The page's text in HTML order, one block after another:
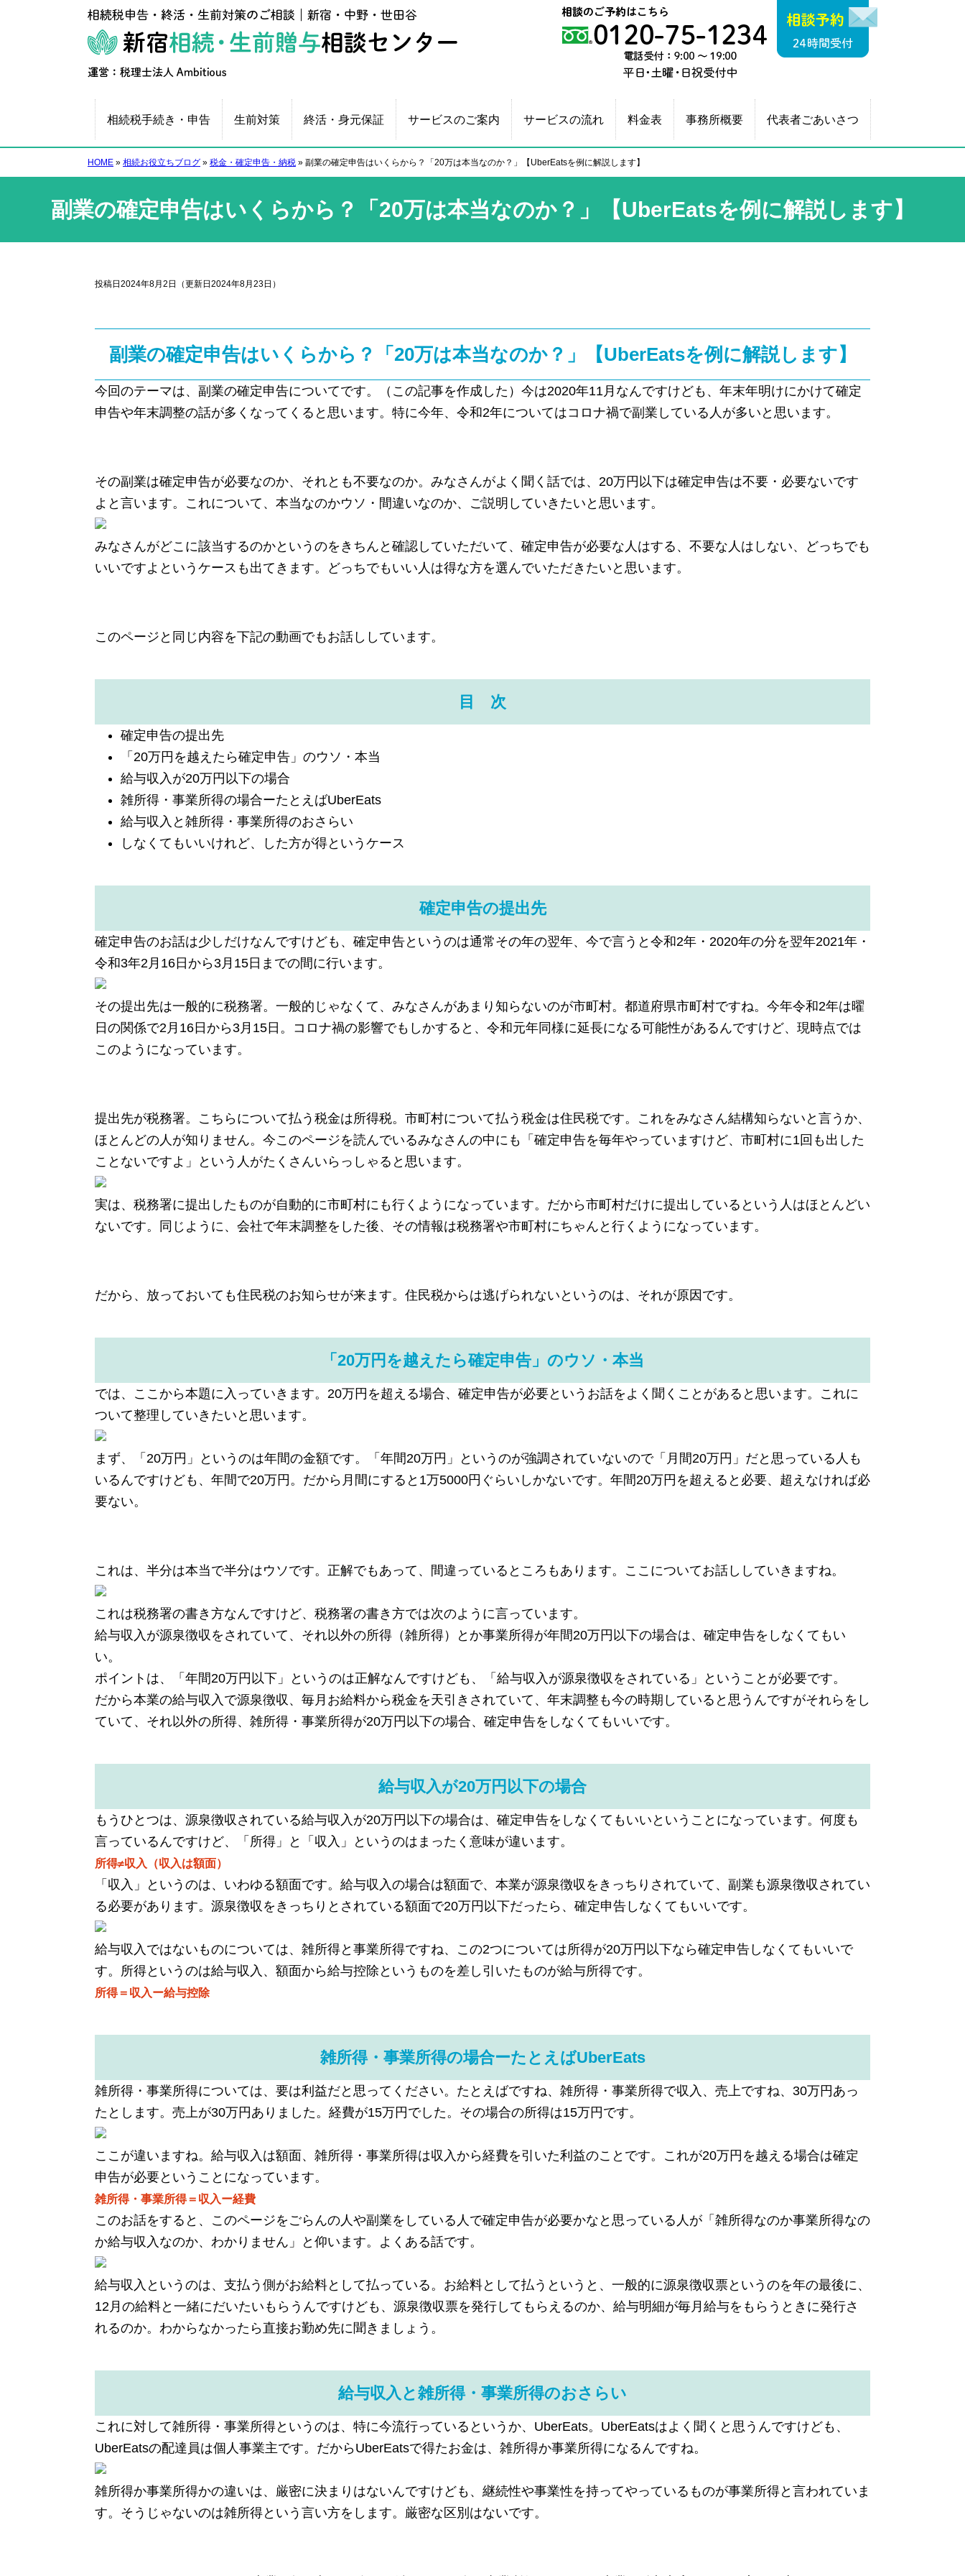
新宿相続・生前贈与相談センター 相談予約（24時間
相続税手続き・申告 生前対策 終活・身元保証 サービスのご案内 サービスの流れ 料金表 事務所概要 代表者ごあいさつ
HOME » 相続お役立ちブログ » 税金・確定申告・納税 » 副業の確定申告はいくらから？「20万は本当なのか？」【UberEatsを例に解説します】
副業の確定申告はいくらから？「20万は本当なのか？」【UberEatsを例に解説します】
投稿日2024年8月2日 （更新日2024年8月23日）
副業の確定申告はいくらから？「20万は本当なのか？」【UberEatsを例に解説します】
今回のテーマは、副業の確定申告についてです。（この記事を作成した）今は2020年11月なんですけども、年末年明けにかけて確定
申告や年末調整の話が多くなってくると思います。特に今年、令和2年についてはコロナ禍で副業している人が多いと思います。
その副業は確定申告が必要なのか、それとも不要なのか。みなさんがよく聞く話では、20万円以下は確定申告は不要・必要ないです
よと言います。これについて、本当なのかウソ・間違いなのか、ご説明していきたいと思います。
みなさんがどこに該当するのかというのをきちんと確認していただいて、確定申告が必要な人はする、不要な人はしない、どっちでも
いいですよというケースも出てきます。どっちでもいい人は得な方を選んでいただきたいと思います。
このページと同じ内容を下記の動画でもお話ししています。
目 次
確定申告の提出先
「20万円を越えたら確定申告」のウソ・本当
給与収入が20万円以下の場合
雑所得・事業所得の場合ーたとえばUberEats
給与収入と雑所得・事業所得のおさらい
しなくてもいいけれど、した方が得というケース
確定申告の提出先
確定申告のお話は少しだけなんですけども、確定申告というのは通常その年の翌年、今で言うと令和2年・2020年の分を翌年2021年・
令和3年2月16日から3月15日までの間に行います。
その提出先は一般的に税務署。一般的じゃなくて、みなさんがあまり知らないのが市町村。都道府県市町村ですね。今年令和2年は曜
日の関係で2月16日から3月15日。コロナ禍の影響でもしかすると、令和元年同様に延長になる可能性があるんですけど、現時点では
このようになっています。
提出先が税務署。こちらについて払う税金は所得税。市町村について払う税金は住民税です。これをみなさん結構知らないと言うか、
ほとんどの人が知りません。今このページを読んでいるみなさんの中にも「確定申告を毎年やっていますけど、市町村に1回も出した
ことないですよ」という人がたくさんいらっしゃると思います。
実は、税務署に提出したものが自動的に市町村にも行くようになっています。だから市町村だけに提出しているという人はほとんどい
ないです。同じように、会社で年末調整をした後、その情報は税務署や市町村にちゃんと行くようになっています。
だから、放っておいても住民税のお知らせが来ます。住民税からは逃げられないというのは、それが原因です。
「20万円を越えたら確定申告」のウソ・本当
では、ここから本題に入っていきます。20万円を超える場合、確定申告が必要というお話をよく聞くことがあると思います。これに
ついて整理していきたいと思います。
まず、「20万円」というのは年間の金額です。「年間20万円」というのが強調されていないので「月間20万円」だと思っている人も
いるんですけども、年間で20万円。だから月間にすると1万5000円ぐらいしかないです。年間20万円を超えると必要、超えなければ必
要ない。
これは、半分は本当で半分はウソです。正解でもあって、間違っているところもあります。ここについてお話ししていきますね。
これは税務署の書き方なんですけど、税務署の書き方では次のように言っています。
給与収入が源泉徴収をされていて、それ以外の所得（雑所得）とか事業所得が年間20万円以下の場合は、確定申告をしなくてもい
い。
ポイントは、「年間20万円以下」というのは正解なんですけども、「給与収入が源泉徴収をされている」ということが必要です。
だから本業の給与収入で源泉徴収、毎月お給料から税金を天引きされていて、年末調整も今の時期していると思うんですがそれらをし
ていて、それ以外の所得、雑所得・事業所得が20万円以下の場合、確定申告をしなくてもいいです。
給与収入が20万円以下の場合
もうひとつは、源泉徴収されている給与収入が20万円以下の場合は、確定申告をしなくてもいいということになっています。何度も
言っているんですけど、「所得」と「収入」というのはまったく意味が違います。
所得≠収入（収入は額面）
「収入」というのは、いわゆる額面です。給与収入の場合は額面で、本業が源泉徴収をきっちりされていて、副業も源泉徴収されてい
る必要があります。源泉徴収をきっちりとされている額面で20万円以下だったら、確定申告しなくてもいいです。
給与収入ではないものについては、雑所得と事業所得ですね、この2つについては所得が20万円以下なら確定申告しなくてもいいで
す。所得というのは給与収入、額面から給与控除というものを差し引いたものが給与所得です。
所得＝収入ー給与控除
雑所得・事業所得の場合ーたとえばUberEats
雑所得・事業所得については、要は利益だと思ってください。たとえばですね、雑所得・事業所得で収入、売上ですね、30万円あっ
たとします。売上が30万円ありました。経費が15万円でした。その場合の所得は15万円です。
ここが違いますね。給与収入は額面、雑所得・事業所得は収入から経費を引いた利益のことです。これが20万円を越える場合は確定
申告が必要ということになっています。
雑所得・事業所得＝収入ー経費
このお話をすると、このページをごらんの人や副業をしている人で確定申告が必要かなと思っている人が「雑所得なのか事業所得なの
か給与収入なのか、わかりません」と仰います。よくある話です。
給与収入というのは、支払う側がお給料として払っている。お給料として払うというと、一般的に源泉徴収票というのを年の最後に、
12月の給料と一緒にだいたいもらうんですけども、源泉徴収票を発行してもらえるのか、給与明細が毎月給与をもらうときに発行さ
れるのか。わからなかったら直接お勤め先に聞きましょう。
給与収入と雑所得・事業所得のおさらい
これに対して雑所得・事業所得というのは、特に今流行っているというか、UberEats。UberEatsはよく聞くと思うんですけども、
UberEatsの配達員は個人事業主です。だからUberEatsで得たお金は、雑所得か事業所得になるんですね。
雑所得か事業所得かの違いは、厳密に決まりはないんですけども、継続性や事業性を持ってやっているものが事業所得と言われていま
す。そうじゃないのは雑所得という言い方をします。厳密な区別はないです。